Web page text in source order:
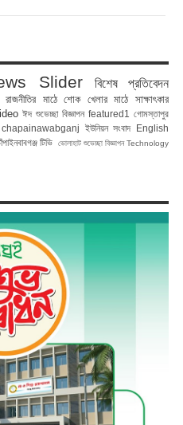
Slider
বিশেষ প্রতিবেদন
রাজনীতির মাঠে শোক খেলার মাঠে
সাক্ষাৎকার
ঈদ শুভেচ্ছা বিজ্ঞাপন featured1
গোমস্তাপুর
chapainawabganj ইউনিয়ন সংবাদ
English
টিভি ভোলাহাট শুভেচ্ছা বিজ্ঞাপন Technology